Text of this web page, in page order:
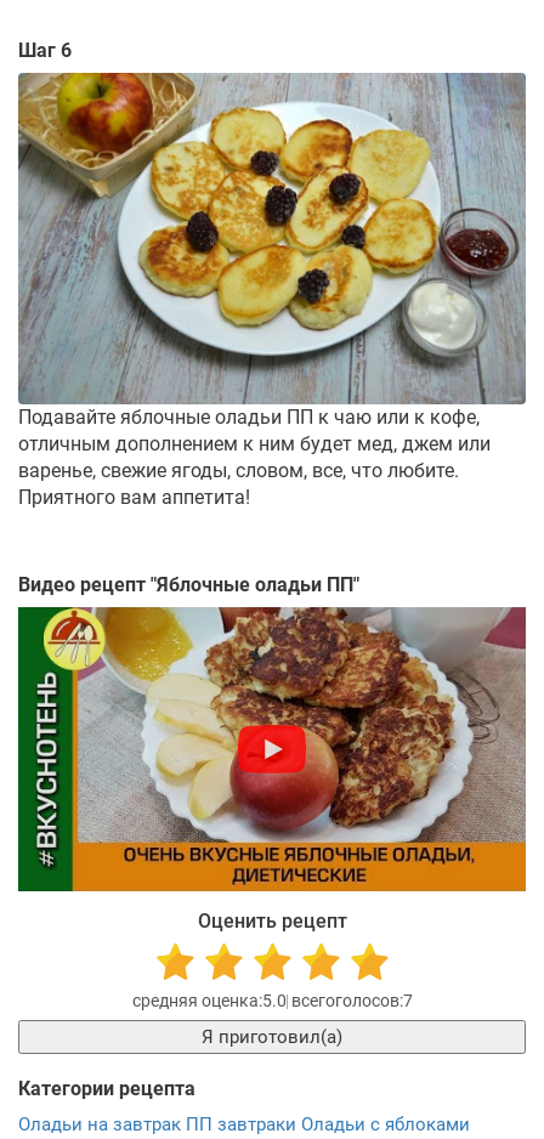
Шаг 6
Подавайте яблочные оладьи ПП к чаю или к кофе,
отличным дополнением к ним будет мед, джем или
варенье, свежие ягоды, словом, все, что любите.
Приятного вам аппетита!
Видео рецепт "Яблочные оладьи ПП"
Оценить рецепт
5.0 7
Я приготовил(а)
Категории рецепта
Оладьи на завтрак ПП завтраки Оладьи с яблоками